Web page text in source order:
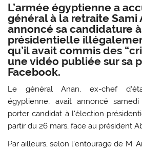
L’armée égyptienne a
général à la retraite Sami
annoncé sa candidature
présidentielle
qu’il avait commis des
une vidéo publiée sur sa
Facebook.
Le général Anan, ex-chef
égyptienne, avait annoncé
porter candidat à l‘élection
partir du 26 mars, face au président
Par ailleurs, selon l’entourage de M.